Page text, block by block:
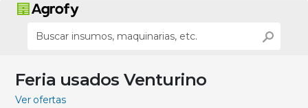
Feria usados Venturino
Ver ofertas